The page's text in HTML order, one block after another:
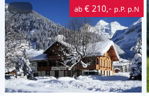
ab € 210,- p.P. p.N